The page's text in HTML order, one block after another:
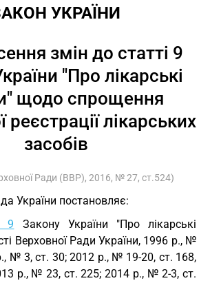
УКРАЇНИ
змін до статті 9
"Про лікарські
щодо спрощення
лікарських
засобів
Ради (ВВР), 2016, № 27, ст.524)
України постановляє:
9 Закону України "Про лікарські
Верховної Ради України, 1996 р., №
№ 3, ст. 30; 2012 р., № 19-20, ст. 168,
р., № 23, ст. 225; 2014 р., № 2-3, ст.